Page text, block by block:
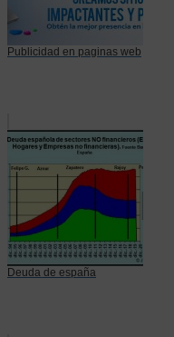
Publicidad en paginas web
Deuda de españa